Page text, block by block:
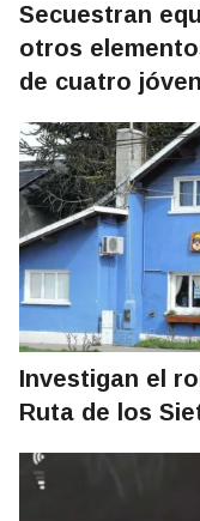
Secuestran
otros
de cuatro
Investigan el
Ruta de los